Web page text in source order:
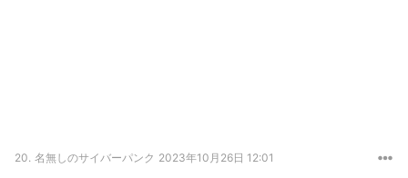
20. 名無しのサイバーパンク 2023年10月26日 12:01